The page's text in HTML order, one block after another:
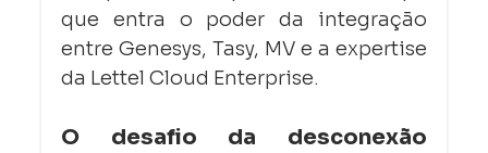
que entra o poder da integração
entre Genesys, Tasy, MV e a expertise
da Lettel Cloud Enterprise.
O desafio da desconexão